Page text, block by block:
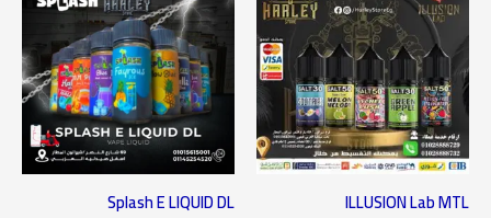
ILLUSION Lab MTL
من
خلال
Splash E LIQUID DL
هو:
180,00 EGP.
هو:
165,00 EGP.